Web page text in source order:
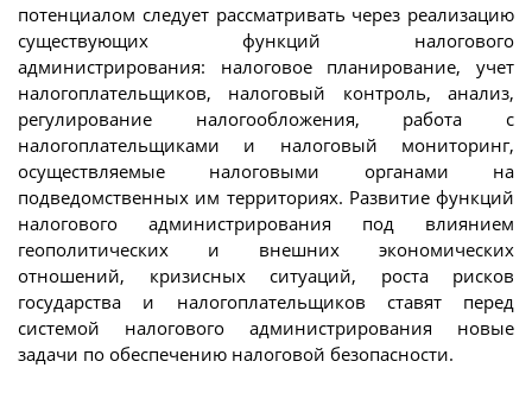
потенциалом следует рассматривать через реализацию
существующих функций налогового
администрирования: налоговое планирование, учет
налогоплательщиков, налоговый контроль, анализ,
регулирование налогообложения, работа с
налогоплательщиками и налоговый мониторинг,
осуществляемые налоговыми органами на
подведомственных им территориях. Развитие функций
налогового администрирования под влиянием
геополитических и внешних экономических
отношений, кризисных ситуаций, роста рисков
государства и налогоплательщиков ставят перед
системой налогового администрирования новые
задачи по обеспечению налоговой безопасности.